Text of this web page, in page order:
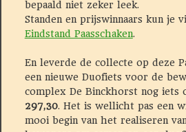
bepaald niet zeker leek.
Standen en prijswinnaars kun je
Eindstand Paasschaken.
En leverde de collecte op deze
een nieuwe Duofiets voor de
complex De Binckhorst nog iets
297,30. Het is wellicht pas een
mooi begin van het realiseren